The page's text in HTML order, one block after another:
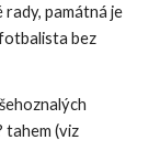
památná je
bez
tahem (viz